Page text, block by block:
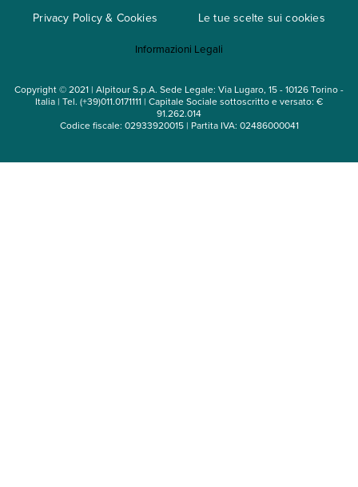
Mappa del sito
Privacy Policy & Cookies Le tue scelte sui cookies
Informazioni Legali
Copyright © 2021 | Alpitour S.p.A. Sede Legale: Via Lugaro, 15 - 10126 Torino -
Italia | Tel. (+39)011.0171111 | Capitale Sociale sottoscritto e versato: €
91.262.014
Codice fiscale: 02933920015 | Partita IVA: 02486000041